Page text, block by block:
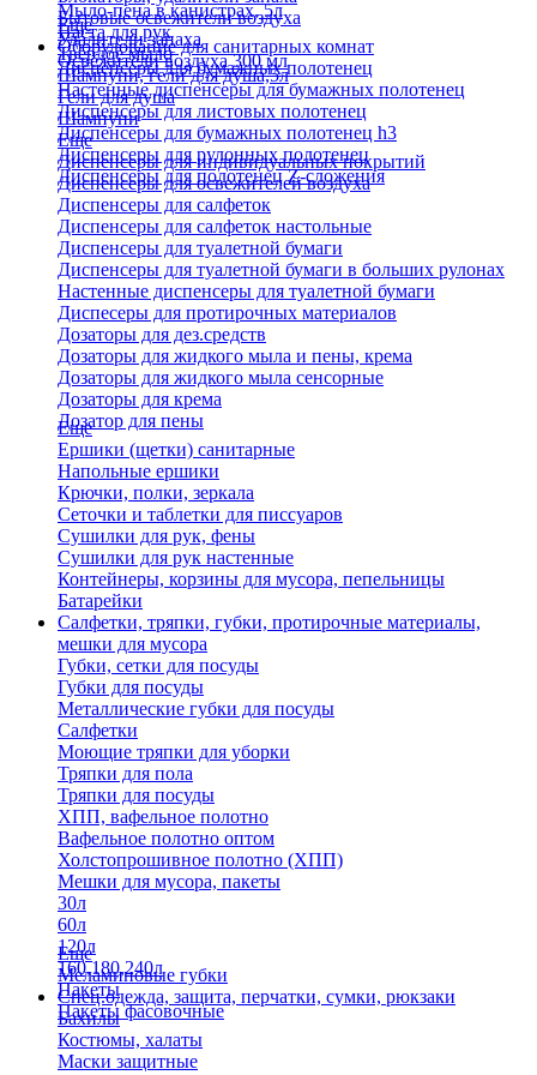
Мыло-пена в канистрах, 5л
Паста для рук
Твердое мыло
Шампуни, гели для душа,5л
Гели для душа
Шампуни
Бытовые освежители воздуха
Удалители запаха
Освежители воздуха 300 мл
Еще
Оборудование для санитарных комнат
Диспенсеры для бумажных полотенец
Настенные диспенсеры для бумажных полотенец
Диспенсеры для листовых полотенец
Диспенсеры для бумажных полотенец h3
Диспенсеры для рулонных полотенец
Диспенсеры для полотенец Z-сложения
Еще
Диспенсеры для индивидуальных покрытий
Диспенсеры для освежителей воздуха
Диспенсеры для салфеток
Диспенсеры для салфеток настольные
Диспенсеры для туалетной бумаги
Диспенсеры для туалетной бумаги в больших рулонах
Настенные диспенсеры для туалетной бумаги
Диспесеры для протирочных материалов
Дозаторы для дез.средств
Дозаторы для жидкого мыла и пены, крема
Дозаторы для жидкого мыла сенсорные
Дозаторы для крема
Дозатор для пены
Еще
Ершики (щетки) санитарные
Напольные ершики
Крючки, полки, зеркала
Сеточки и таблетки для писсуаров
Сушилки для рук, фены
Сушилки для рук настенные
Контейнеры, корзины для мусора, пепельницы
Батарейки
Салфетки, тряпки, губки, протирочные материалы,
мешки для мусора
Губки, сетки для посуды
Губки для посуды
Металлические губки для посуды
Салфетки
Моющие тряпки для уборки
Тряпки для пола
Тряпки для посуды
ХПП, вафельное полотно
Вафельное полотно оптом
Холстопрошивное полотно (ХПП)
Мешки для мусора, пакеты
30л
60л
120л
160,180,240л
Пакеты
Пакеты фасовочные
Еще
Меламиновые губки
Спец.одежда, защита, перчатки, сумки, рюкзаки
Бахилы
Костюмы, халаты
Маски защитные